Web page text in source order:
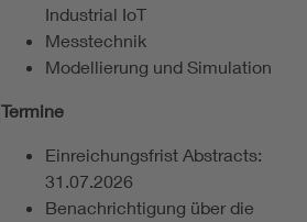
Industrial IoT
Messtechnik
Modellierung und Simulation
Termine
Einreichungsfrist Abstracts:
31.07.2026
Benachrichtigung über die